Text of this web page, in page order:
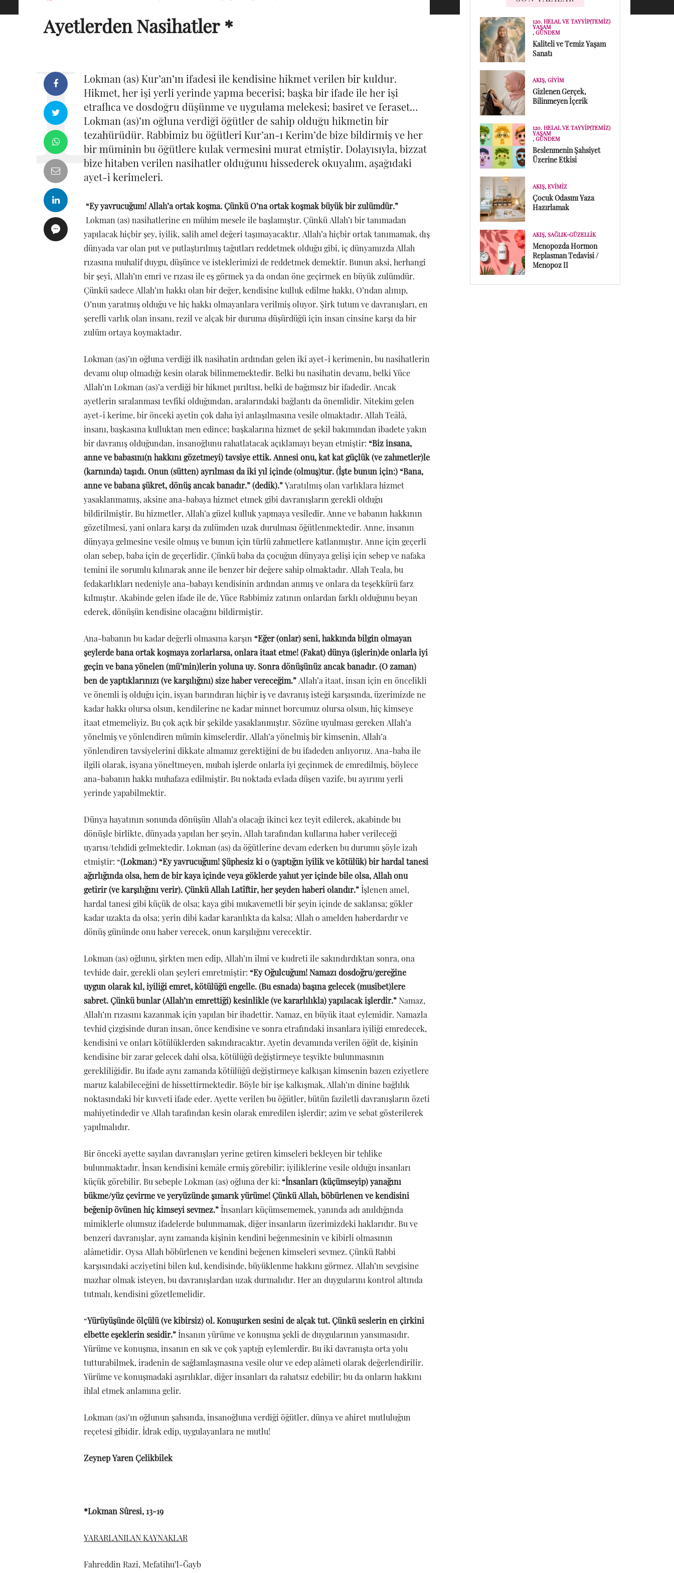
Ayetlerden Nasihatler *
Lokman (as) Kur’an’ın ifadesi ile kendisine hikmet verilen bir kuldur.
Hikmet, her işi yerli yerinde yapma becerisi; başka bir ifade ile her işi
etraflıca ve dosdoğru düşünme ve uygulama melekesi; basiret ve feraset…
Lokman (as)’ın oğluna verdiği öğütler de sahip olduğu hikmetin bir
tezahürüdür. Rabbimiz bu öğütleri Kur’an-ı Kerim’de bize bildirmiş ve her
bir müminin bu öğütlere kulak vermesini murat etmiştir. Dolayısıyla, bizzat
bize hitaben verilen nasihatler olduğunu hissederek okuyalım, aşağıdaki
ayet-i kerimeleri.
“Ey yavrucuğum! Allah’a ortak koşma. Çünkü O’na ortak koşmak büyük bir zulümdür.”
Lokman (as) nasihatlerine en mühim mesele ile başlamıştır. Çünkü Allah’ı bir tanımadan
yapılacak hiçbir şey, iyilik, salih amel değeri taşımayacaktır. Allah’a hiçbir ortak tanımamak, dış
dünyada var olan put ve putlaştırılmış tağutları reddetmek olduğu gibi, iç dünyamızda Allah
rızasına muhalif duygu, düşünce ve isteklerimizi de reddetmek demektir. Bunun aksi, herhangi
bir şeyi, Allah’ın emri ve rızası ile eş görmek ya da ondan öne geçirmek en büyük zulümdür.
Çünkü sadece Allah’ın hakkı olan bir değer, kendisine kulluk edilme hakkı, O’ndan alınıp,
O’nun yaratmış olduğu ve hiç hakkı olmayanlara verilmiş oluyor. Şirk tutum ve davranışları, en
şerefli varlık olan insanı, rezil ve alçak bir duruma düşürdüğü için insan cinsine karşı da bir
zulüm ortaya koymaktadır.
Lokman (as)’ın oğluna verdiği ilk nasihatin ardından gelen iki ayet-i kerimenin, bu nasihatlerin
devamı olup olmadığı kesin olarak bilinmemektedir. Belki bu nasihatin devamı, belki Yüce
Allah’ın Lokman (as)’a verdiği bir hikmet pırıltısı, belki de bağımsız bir ifadedir. Ancak
ayetlerin sıralanması tevfîkî olduğundan, aralarındaki bağlantı da önemlidir. Nitekim gelen
ayet-i kerime, bir önceki ayetin çok daha iyi anlaşılmasına vesile olmaktadır. Allah Teâlâ,
insanı, başkasına kulluktan men edince; başkalarına hizmet de şekil bakımından ibadete yakın
bir davranış olduğundan, insanoğlunu rahatlatacak açıklamayı beyan etmiştir: “Biz insana,
anne ve babasını(n hakkını gözetmeyi) tavsiye ettik. Annesi onu, kat kat güçlük (ve zahmetler)le
(karnında) taşıdı. Onun (sütten) ayrılması da iki yıl içinde (olmuş)tur. (İşte bunun için:) “Bana,
anne ve babana şükret, dönüş ancak banadır.” (dedik).”Yaratılmış olan varlıklara hizmet
yasaklanmamış, aksine ana-babaya hizmet etmek gibi davranışların gerekli olduğu
bildirilmiştir. Bu hizmetler, Allah’a güzel kulluk yapmaya vesiledir. Anne ve babanın hakkının
gözetilmesi, yani onlara karşı da zulümden uzak durulması öğütlenmektedir. Anne, insanın
dünyaya gelmesine vesile olmuş ve bunun için türlü zahmetlere katlanmıştır. Anne için geçerli
olan sebep, baba için de geçerlidir. Çünkü baba da çocuğun dünyaya gelişi için sebep ve nafaka
temini ile sorumlu kılınarak anne ile benzer bir değere sahip olmaktadır. Allah Teala, bu
fedakarlıkları nedeniyle ana-babayı kendisinin ardından anmış ve onlara da teşekkürü farz
kılmıştır. Akabinde gelen ifade ile de, Yüce Rabbimiz zatının onlardan farklı olduğunu beyan
ederek, dönüşün kendisine olacağını bildirmiştir.
Ana-babanın bu kadar değerli olmasına karşın “Eğer (onlar) seni, hakkında bilgin olmayan
şeylerde bana ortak koşmaya zorlarlarsa, onlara itaat etme! (Fakat) dünya (işlerin)de onlarla iyi
geçin ve bana yönelen (mü’min)lerin yoluna uy. Sonra dönüşünüz ancak banadır. (O zaman)
ben de yaptıklarınızı (ve karşılığını) size haber vereceğim.” Allah’a itaat, insan için en öncelikli
ve önemli iş olduğu için, isyan barındıran hiçbir iş ve davranış isteği karşısında, üzerimizde ne
kadar hakkı olursa olsun, kendilerine ne kadar minnet borcumuz olursa olsun, hiç kimseye
itaat etmemeliyiz. Bu çok açık bir şekilde yasaklanmıştır. Sözüne uyulması gereken Allah’a
yönelmiş ve yönlendiren mümin kimselerdir. Allah’a yönelmiş bir kimsenin, Allah’a
yönlendiren tavsiyelerini dikkate almamız gerektiğini de bu ifadeden anlıyoruz. Ana-baba ile
ilgili olarak, isyana yöneltmeyen, mubah işlerde onlarla iyi geçinmek de emredilmiş, böylece
ana-babanın hakkı muhafaza edilmiştir. Bu noktada evlada düşen vazife, bu ayırımı yerli
yerinde yapabilmektir.
Dünya hayatının sonunda dönüşün Allah’a olacağı ikinci kez teyit edilerek, akabinde bu
dönüşle birlikte, dünyada yapılan her şeyin, Allah tarafından kullarına haber verileceği
uyarısı/tehdidi gelmektedir. Lokman (as) da öğütlerine devam ederken bu durumu şöyle izah
etmiştir: “(Lokman:) “Ey yavrucuğum! Şüphesiz ki o (yaptığın iyilik ve kötülük) bir hardal tanesi
ağırlığında olsa, hem de bir kaya içinde veya göklerde yahut yer içinde bile olsa, Allah onu
getirir (ve karşılığını verir). Çünkü Allah Latîftir, her şeyden haberi olandır.”İşlenen amel,
hardal tanesi gibi küçük de olsa; kaya gibi mukavemetli bir şeyin içinde de saklansa; gökler
kadar uzakta da olsa; yerin dibi kadar karanlıkta da kalsa; Allah o amelden haberdardır ve
dönüş gününde onu haber verecek, onun karşılığını verecektir.
Lokman (as) oğlunu, şirkten men edip, Allah’ın ilmi ve kudreti ile sakındırdıktan sonra, ona
tevhide dair, gerekli olan şeyleri emretmiştir: “Ey Oğulcuğum! Namazı dosdoğru/gereğine
uygun olarak kıl, iyiliği emret, kötülüğü engelle. (Bu esnada) başına gelecek (musibet)lere
sabret. Çünkü bunlar (Allah’ın emrettiği) kesinlikle (ve kararlılıkla) yapılacak işlerdir.”Namaz,
Allah’ın rızasını kazanmak için yapılan bir ibadettir. Namaz, en büyük itaat eylemidir. Namazla
tevhid çizgisinde duran insan, önce kendisine ve sonra etrafındaki insanlara iyiliği emredecek,
kendisini ve onları kötülüklerden sakındıracaktır. Ayetin devamında verilen öğüt de, kişinin
kendisine bir zarar gelecek dahi olsa, kötülüğü değiştirmeye teşvikte bulunmasının
gerekliliğidir. Bu ifade aynı zamanda kötülüğü değiştirmeye kalkışan kimsenin bazen eziyetlere
maruz kalabileceğini de hissettirmektedir. Böyle bir işe kalkışmak, Allah’ın dinine bağlılık
noktasındaki bir kuvveti ifade eder. Ayette verilen bu öğütler, bütün faziletli davranışların özeti
mahiyetindedir ve Allah tarafından kesin olarak emredilen işlerdir; azim ve sebat gösterilerek
yapılmalıdır.
Bir önceki ayette sayılan davranışları yerine getiren kimseleri bekleyen bir tehlike
bulunmaktadır. İnsan kendisini kemâle ermiş görebilir; iyiliklerine vesile olduğu insanları
küçük görebilir. Bu sebeple Lokman (as) oğluna der ki: “İnsanları (küçümseyip) yanağını
bükme/yüz çevirme ve yeryüzünde şımarık yürüme! Çünkü Allah, böbürlenen ve kendisini
beğenip övünen hiç kimseyi sevmez.”İnsanları küçümsememek, yanında adı anıldığında
mimiklerle olumsuz ifadelerde bulunmamak, diğer insanların üzerimizdeki haklarıdır. Bu ve
benzeri davranışlar, aynı zamanda kişinin kendini beğenmesinin ve kibirli olmasının
alâmetidir. Oysa Allah böbürlenen ve kendini beğenen kimseleri sevmez. Çünkü Rabbi
karşısındaki acziyetini bilen kul, kendisinde, büyüklenme hakkını görmez. Allah’ın sevgisine
mazhar olmak isteyen, bu davranışlardan uzak durmalıdır. Her an duygularını kontrol altında
tutmalı, kendisini gözetlemelidir.
“Yürüyüşünde ölçülü (ve kibirsiz) ol. Konuşurken sesini de alçak tut. Çünkü seslerin en çirkini
elbette eşeklerin sesidir.”İnsanın yürüme ve konuşma şekli de duygularının yansımasıdır.
Yürüme ve konuşma, insanın en sık ve çok yaptığı eylemlerdir. Bu iki davranışta orta yolu
tutturabilmek, iradenin de sağlamlaşmasına vesile olur ve edep alâmeti olarak değerlendirilir.
Yürüme ve konuşmadaki aşırılıklar, diğer insanları da rahatsız edebilir; bu da onların hakkını
ihlal etmek anlamına gelir.
Lokman (as)’ın oğlunun şahsında, insanoğluna verdiği öğütler, dünya ve ahiret mutluluğun
reçetesi gibidir. İdrak edip, uygulayanlara ne mutlu!
Zeynep Yaren Çelikbilek
*Lokman Sûresi, 13-19
YARARLANILAN KAYNAKLAR
Fahreddin Razi, Mefatihu’l-Ğayb
120. HELAL VE TAYYIP(TEMIZ)
YAŞAM
, GÜNDEM
Kaliteli ve Temiz Yaşam
Sanatı
AKIŞ, GIYIM
Gizlenen Gerçek,
Bilinmeyen İçerik
120. HELAL VE TAYYIP(TEMIZ)
YAŞAM
, GÜNDEM
Beslenmenin Şahsiyet
Üzerine Etkisi
AKIŞ, EVIMIZ
Çocuk Odasını Yaza
Hazırlamak
AKIŞ, SAĞLIK-GÜZELLIK
Menopozda Hormon
Replasman Tedavisi /
Menopoz II